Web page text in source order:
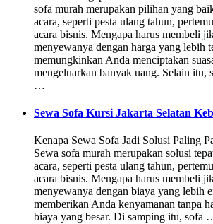
sofa murah merupakan pilihan yang
acara, seperti pesta ulang tahun,
acara bisnis. Mengapa harus membeli
menyewanya dengan harga yang lebih
memungkinkan Anda menciptakan
mengeluarkan banyak uang. Selain itu,
…
Sewa Sofa Kursi Jakarta Selatan
Kenapa Sewa Sofa Jadi Solusi Paling
Sewa sofa murah merupakan solusi
acara, seperti pesta ulang tahun,
acara bisnis. Mengapa harus membeli
menyewanya dengan biaya yang lebih
memberikan Anda kenyamanan tanpa
biaya yang besar. Di samping itu, sofa